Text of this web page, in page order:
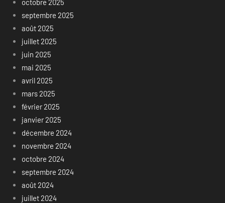
octobre 2025
septembre 2025
août 2025
juillet 2025
juin 2025
mai 2025
avril 2025
mars 2025
février 2025
janvier 2025
décembre 2024
novembre 2024
octobre 2024
septembre 2024
août 2024
juillet 2024